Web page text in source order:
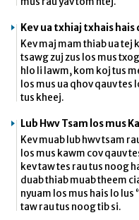
Kev ua txhiaj txhais hais
Kev maj mam thiab ua tej
tsawg zuj zus los mus
hlo li lawm, kom koj tus
los mus ua qhov qauv tes
tus kheej.
Lub Hwv Tsam los mus
Kev muab lub hwv tsam
los mus kawm cov qauv
kev taw tes rau tus noog
duab thiab muab theem
nyuam los mus hais lo lus
taw rau tus noog tib si.